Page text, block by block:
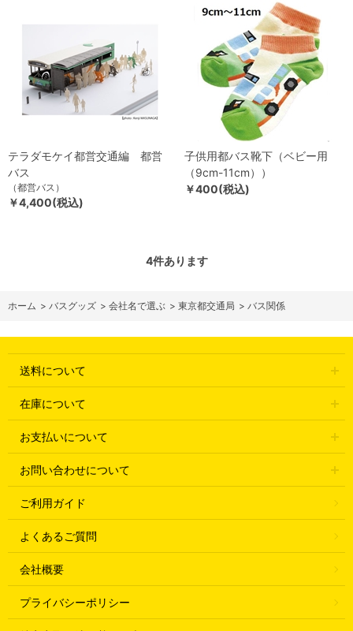
テラダモケイ都営交通編 都営
バス
（都営バス）
￥4,400(税込)
子供用都バス靴下（ベビー用
（9cm-11cm））
￥400(税込)
4件あります
ホーム > バスグッズ > 会社名で選ぶ > 東京都交通局 > バス関係
送料について
在庫について
お支払いについて
お問い合わせについて
ご利用ガイド
よくあるご質問
会社概要
プライバシーポリシー